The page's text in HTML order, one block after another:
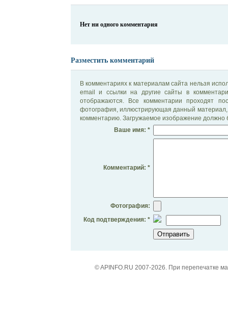
Нет ни одного комментария
Разместить комментарий
В комментариях к материалам сайта нельзя
email и ссылки на другие сайты в
отображаются. Все комментарии проходят
фотография, иллюстрирующая данный материал,
комментарию. Загружаемое изображение должно
Ваше имя: *
Комментарий: *
Фотография:
Код подтверждения: *
© APINFO.RU 2007-2026. При перепечатке